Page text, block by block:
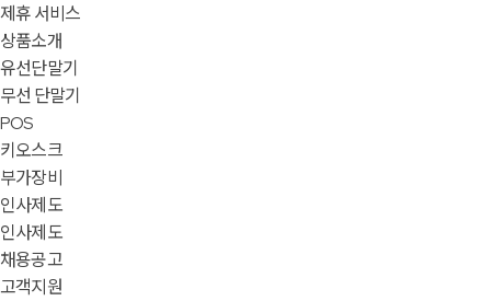
제휴 서비스
상품소개
유선단말기
무선 단말기
POS
키오스크
부가장비
인사제도
인사제도
채용공고
고객지원